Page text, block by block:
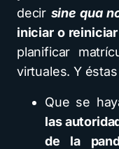
decir sine qua
iniciar o
planificar
virtuales. Y
Que se
las
de la